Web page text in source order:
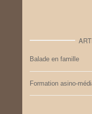
Balade en famille
Formation asino-